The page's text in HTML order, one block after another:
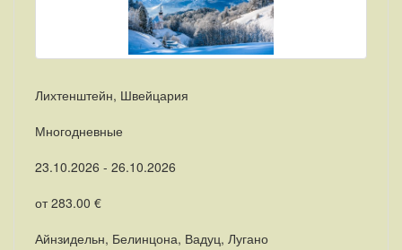
Лихтенштейн, Швейцария
Многодневные
23.10.2026 - 26.10.2026
от 283.00 €
Айнзидельн, Белинцона, Вадуц, Лугано